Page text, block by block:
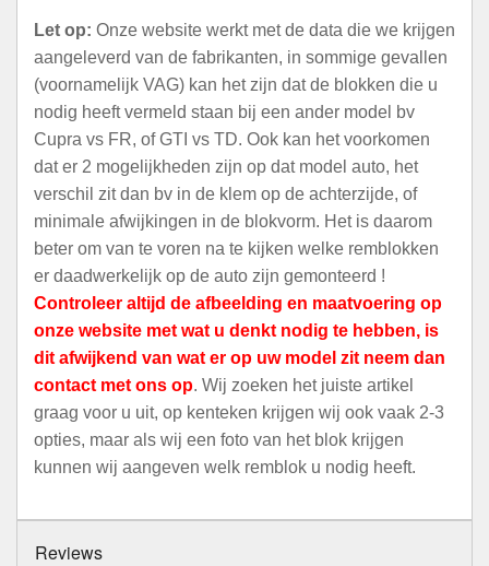
Let op: Onze website werkt met de data die we krijgen
aangeleverd van de fabrikanten, in sommige gevallen
(voornamelijk VAG) kan het zijn dat de blokken die u
nodig heeft vermeld staan bij een ander model bv
Cupra vs FR, of GTI vs TD. Ook kan het voorkomen
dat er 2 mogelijkheden zijn op dat model auto, het
verschil zit dan bv in de klem op de achterzijde, of
minimale afwijkingen in de blokvorm. Het is daarom
beter om van te voren na te kijken welke remblokken
er daadwerkelijk op de auto zijn gemonteerd !
Controleer altijd de afbeelding en maatvoering op
onze website met wat u denkt nodig te hebben, is
dit afwijkend van wat er op uw model zit neem dan
contact met ons op. Wij zoeken het juiste artikel
graag voor u uit, op kenteken krijgen wij ook vaak 2-3
opties, maar als wij een foto van het blok krijgen
kunnen wij aangeven welk remblok u nodig heeft.
Reviews